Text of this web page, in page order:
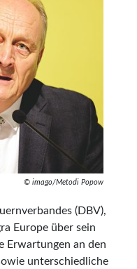
© imago/Metodi Popow
(DBV),
Europe über sein
Erwartungen an den
unterschiedliche